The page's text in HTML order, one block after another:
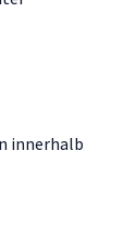
innerhalb